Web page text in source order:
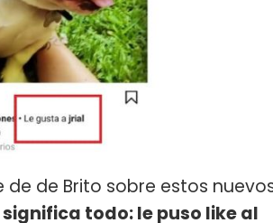
de Brito sobre estos
todo: le puso like al